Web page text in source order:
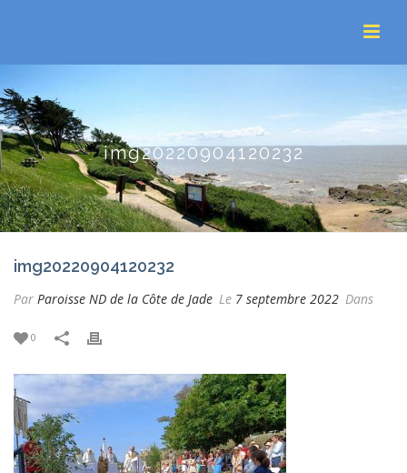
img20220904120232
img20220904120232
Par Paroisse ND de la Côte de Jade Le 7 septembre 2022 Dans
0